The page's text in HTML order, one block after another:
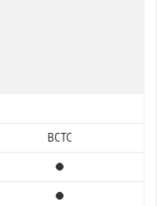
BCTC
Standardvarustus
Standardvarustus